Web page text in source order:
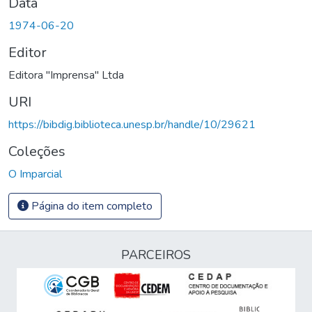
1974-06-20
Editor
Editora "Imprensa" Ltda
URI
https://bibdig.biblioteca.unesp.br/handle/10/29621
Coleções
O Imparcial
Página do item completo
PARCEIROS